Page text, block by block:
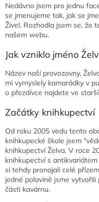
Nedávno jsem pro jednu
se jmenujeme tak, jak se
Živel. Rozhodla jsem se, že
našem webu.
Jak vzniklo jméno
Název naší provozovny,
mi vymyslely kamarádky v
o přezdívce najdete ve
Začátky knihkupectví
Od roku 2005 vedu tento
knihkupecké škole jsem
knihkupectví Želva. V roce
knihkupectví s
si tehdy pronajali celé
jedné polovině jsme
části kavárnu.